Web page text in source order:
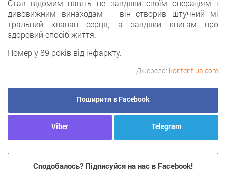
Став відомим навіть не завдяки своїм операціям і
дивовижним винаходам – він створив штучний мі
тральний клапан серця, а завдяки книгам про
здоровий спосіб життя.
Помер у 89 років від інфаркту.
Джерело: kontent-ua.com
Поширити в Facebook
Viber Telegram
Сподобалось? Підписуйся на нас в Facebook!